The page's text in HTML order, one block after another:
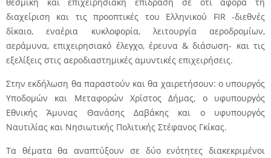
διαχείριση και τις προοπτικές του Ελληνικού FIR -διεθνές
δίκαιο, εναέρια κυκλοφορία, λειτουργία αεροδρομίων,
αεράμυνα, επιχειρησιακό έλεγχο, έρευνα & διάσωση- και τις
εξελίξεις στις αεροδιαστημικές αμυντικές επιχειρήσεις.
Στην εκδήλωση θα παραστούν και θα χαιρετήσουν: ο υπουργός
Υποδομών και Μεταφορών Χρίστος Δήμας, ο υφυπουργός
Εθνικής Άμυνας Θανάσης Δαβάκης και ο υφυπουργός
Ναυτιλίας και Νησιωτικής Πολιτικής Στέφανος Γκίκας.
Τα θέματα θα αναπτύξουν σε δύο ενότητες διακεκριμένοι